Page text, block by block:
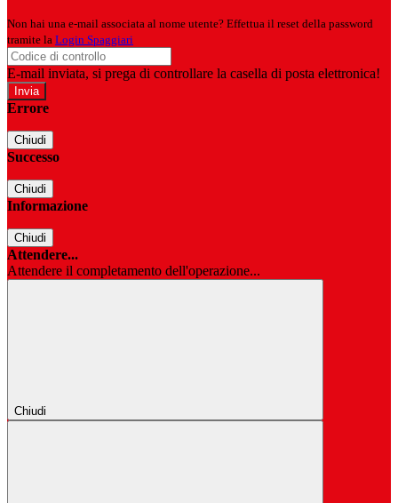
Non hai una e-mail associata al nome utente? Effettua il reset della password
tramite la Login Spaggiari
E-mail inviata, si prega di controllare la casella di posta elettronica!
Errore
Chiudi
Successo
Chiudi
Informazione
Chiudi
Attendere...
Attendere il completamento dell'operazione...
Chiudi